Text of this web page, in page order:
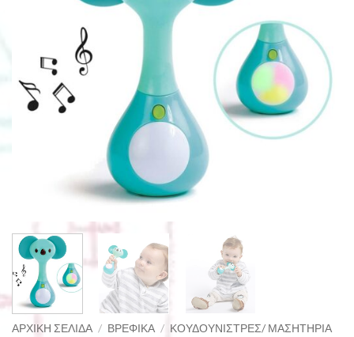
ΑΡΧΙΚΉ ΣΕΛΊΔΑ / ΒΡΕΦΙΚΆ / ΚΟΥΔΟΥΝΊΣΤΡΕΣ/ ΜΑΣΗΤΉΡΙΑ